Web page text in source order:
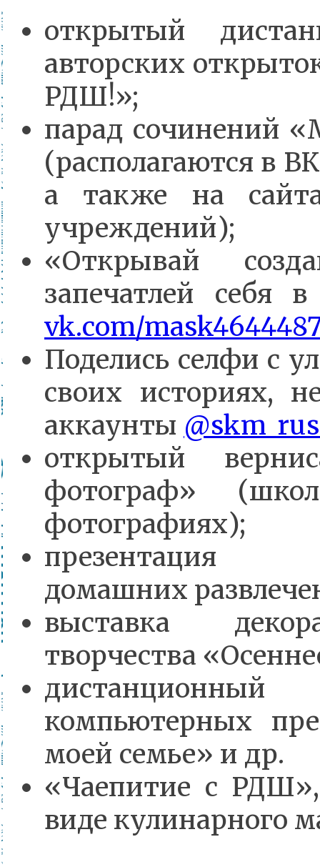
открытый
авторских
РДШ!»;
парад сочинений
(располагаются в
а также на
учреждений);
«Открывай
запечатлей себя
vk.com/
Поделись селфи с
своих историях,
аккаунты @skm_rus
открытый
фотограф»
фотографиях);
презентация
домашних
выставка
творчества
компьютерных
моей семье» и др.
«Чаепитие с
виде кулинарного